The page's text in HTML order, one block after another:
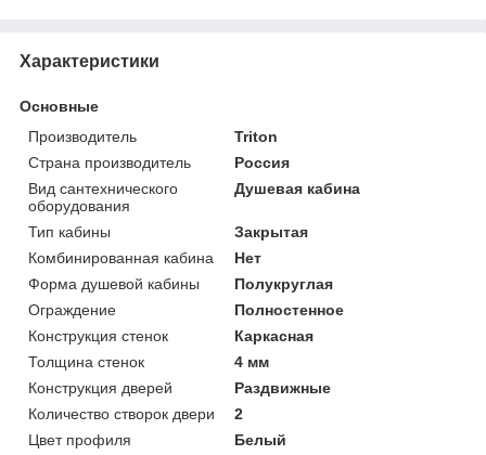
Характеристики
Основные
Производитель
Triton
Страна производитель
Россия
Вид сантехнического
оборудования
Душевая кабина
Тип кабины
Закрытая
Комбинированная кабина
Нет
Форма душевой кабины
Полукруглая
Ограждение
Полностенное
Конструкция стенок
Каркасная
Толщина стенок
4 мм
Конструкция дверей
Раздвижные
Количество створок двери
2
Цвет профиля
Белый